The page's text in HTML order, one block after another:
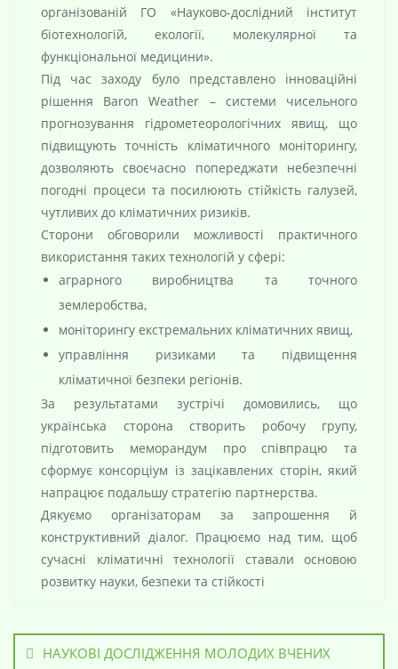
організованій ГО «Науково-дослідний інститут
біотехнологій, екології, молекулярної та
функціональної медицини».
Під час заходу було представлено інноваційні
рішення Baron Weather – системи чисельного
прогнозування гідрометеорологічних явищ, що
підвищують точність кліматичного моніторингу,
дозволяють своєчасно попереджати небезпечні
погодні процеси та посилюють стійкість галузей,
чутливих до кліматичних ризиків.
Сторони обговорили можливості практичного
використання таких технологій у сфері:
аграрного виробництва та точного
землеробства,
моніторингу екстремальних кліматичних явищ,
управління ризиками та підвищення
кліматичної безпеки регіонів.
За результатами зустрічі домовились, що
українська сторона створить робочу групу,
підготовить меморандум про співпрацю та
сформує консорціум із зацікавлених сторін, який
напрацює подальшу стратегію партнерства.
Дякуємо організаторам за запрошення й
конструктивний діалог. Працюємо над тим, щоб
сучасні кліматичні технології ставали основою
розвитку науки, безпеки та стійкості
НАУКОВІ ДОСЛІДЖЕННЯ МОЛОДИХ ВЧЕНИХ